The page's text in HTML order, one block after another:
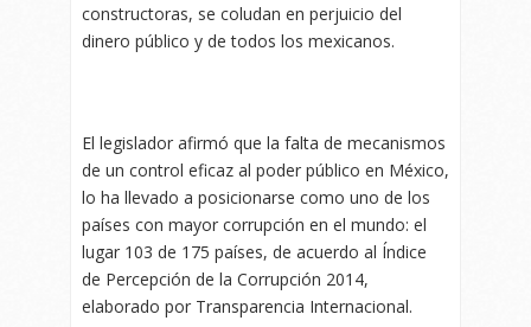
constructoras, se coludan en perjuicio del
dinero público y de todos los mexicanos.
El legislador afirmó que la falta de mecanismos
de un control eficaz al poder público en México,
lo ha llevado a posicionarse como uno de los
países con mayor corrupción en el mundo: el
lugar 103 de 175 países, de acuerdo al Índice
de Percepción de la Corrupción 2014,
elaborado por Transparencia Internacional.